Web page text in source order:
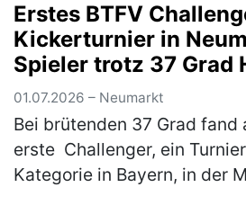
Firma Dess Transporte e.
Erstes BTFV
Kickerturnier in
Spieler trotz 37 Grad
Start
01.07.2026 – Neumarkt
Bei brütenden 37 Grad fand
erste Challenger, ein
Kategorie in Bayern, in der